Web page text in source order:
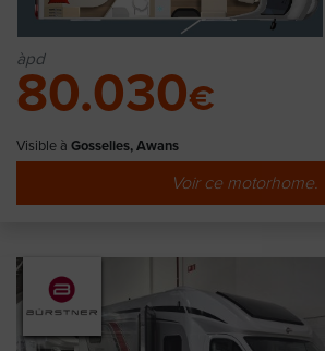
àpd
80.030€
Visible à Gosselies, Awans
Voir ce motorhome.